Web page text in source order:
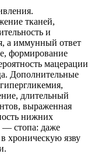
тканей,
и
а иммунный ответ
формирование
мацерации
Дополнительные
длительный
выраженная
нижних
— стопа: даже
хроническую язву